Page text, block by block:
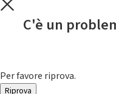
C'è un
Per favore riprova.
Riprova